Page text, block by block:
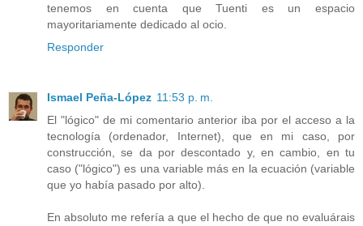
tenemos en cuenta que Tuenti es un espacio
mayoritariamente dedicado al ocio.
Responder
Ismael Peña-López 11:53 p. m.
El "lógico" de mi comentario anterior iba por el acceso a la
tecnología (ordenador, Internet), que en mi caso, por
construcción, se da por descontado y, en cambio, en tu
caso ("lógico") es una variable más en la ecuación (variable
que yo había pasado por alto).
En absoluto me refería a que el hecho de que no evaluárais